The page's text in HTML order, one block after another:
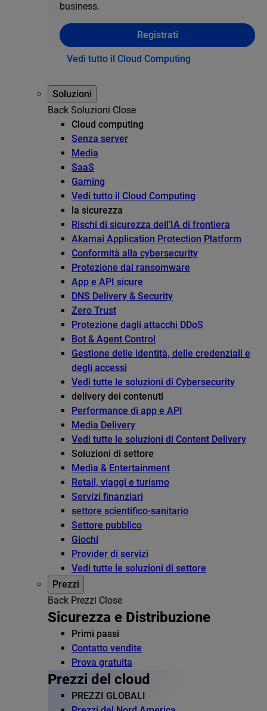
business.
Registrati
Vedi tutto il Cloud Computing
Soluzioni
Back Soluzioni Close
Cloud computing
Senza server
Media
SaaS
Gaming
Vedi tutto il Cloud Computing
la sicurezza
Rischi di sicurezza dell’IA di frontiera
Akamai Application Protection Platform
Conformità alla cybersecurity
Protezione dai ransomware
App e API sicure
DNS Delivery & Security
Zero Trust
Protezione dagli attacchi DDoS
Bot & Agent Control
Gestione delle identità, delle credenziali e
degli accessi
Vedi tutte le soluzioni di Cybersecurity
delivery dei contenuti
Performance di app e API
Media Delivery
Vedi tutte le soluzioni di Content Delivery
Soluzioni di settore
Media & Entertainment
Retail, viaggi e turismo
Servizi finanziari
settore scientifico-sanitario
Settore pubblico
Giochi
Provider di servizi
Vedi tutte le soluzioni di settore
Prezzi
Back Prezzi Close
Sicurezza e Distribuzione
Primi passi
Contatto vendite
Prova gratuita
Prezzi del cloud
PREZZI GLOBALI